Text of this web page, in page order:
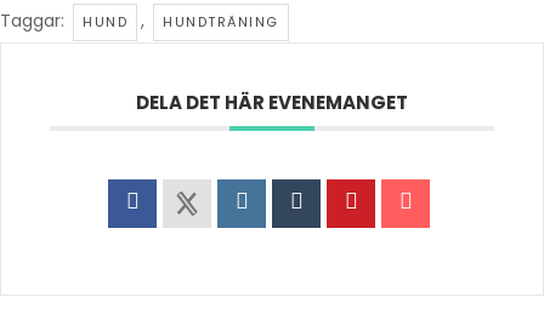
Taggar: HUND , HUNDTRÄNING
DELA DET HÄR EVENEMANGET